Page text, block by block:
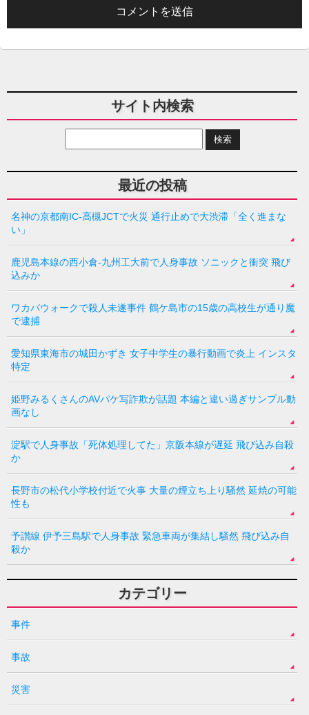
サイト内検索
最近の投稿
名神の京都南IC-高槻JCTで火災 通行止めで大渋滞「全く進まな
い」
鹿児島本線の西小倉-九州工大前で人身事故 ソニックと衝突 飛び
込みか
ワカバウォークで殺人未遂事件 鶴ケ島市の15歳の高校生が通り魔
で逮捕
愛知県東海市の城田かずき 女子中学生の暴行動画で炎上 インスタ
特定
姫野みるくさんのAVパケ写詐欺が話題 本編と違い過ぎサンプル動
画なし
淀駅で人身事故「死体処理してた」京阪本線が遅延 飛び込み自殺
か
長野市の松代小学校付近で火事 大量の煙立ち上り騒然 延焼の可能
性も
予讃線 伊予三島駅で人身事故 緊急車両が集結し騒然 飛び込み自
殺か
カテゴリー
事件
事故
災害